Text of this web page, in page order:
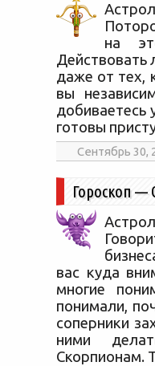
на
Действовать
даже от тех,
вы
добиваетесь
готовы
Сентябрь 30,
Гороскоп —
вас куда
многие
понимали,
соперники
ними
Скорпионам.